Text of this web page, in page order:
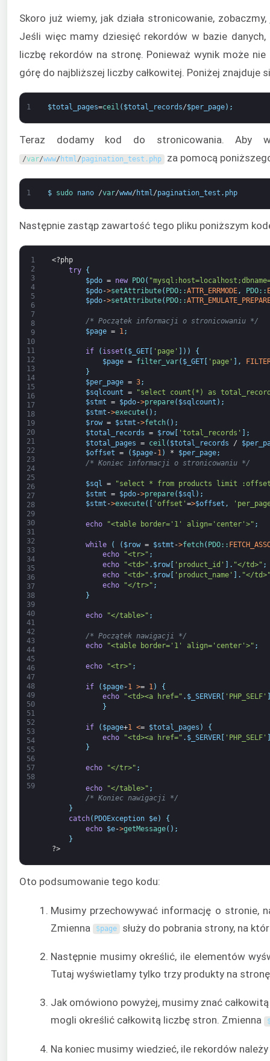
Skoro już wiemy, jak działa stronicowanie,
Jeśli więc mamy dziesięć rekordów w bazie
liczbę rekordów na stronę. Ponieważ wynik może
górę do najbliższej liczby całkowitej. Poniżej
1 $total_pages=ceil ( $total_records/$per_page) ;
Teraz dodamy kod do stronicowania. Aby
/var/www/ html/pagination_test . php za pomocą
1 $ sudo nano /var/www/ html/pagination_test . php
Następnie zastąp zawartość tego pliku poniższym
1
2
3
4
5
6
7
8
9
10
11
12
13
14
15
16
17
18
19
20
21
22
23
24
25
26
27
28
29
30
31
32
33
34
35
36
37
38
39
40
41
42
43
44
45
46
47
48
49
50
51
52
53
54
55
56
57
58
59
<?php
try
{
$pdo = new PDO(
$pdo->setAttribute( PDO::ATTR_ERRMODE, PDO::
$pdo->setAttribute( PDO::
/* Początek informacji o stronicowaniu */
$page = 1 ;
if ( isset ( $_GET[ 'page' ) )
{
$page = filter_var( $_GET[ 'page' ,
}
$per_page = 3;
$sqlcount =
"select count(*) as
$stmt = $pdo->prepare( $sqlcount ) ;
$stmt ->execute( ) ;
$row = $stmt ->fetch( ) ;
$total_records = $row[ 'total_records' ] ;
$total_pages = ceil ( $total_records /
$offset = ( $page-1) * $per_page;
/* Koniec informacji o stronicowaniu */
$sql =
"select * from products limit
$stmt = $pdo->prepare( $sql ) ;
$stmt ->execute( 'offset' =>$offset ,
echo "<table border='1' align='center'>" ;
while ( ( $row = $stmt ->fetch( PDO::
echo
"<tr>" ;
echo
"<td>" . $row[ 'product_id' . "</td>" ;
echo
"<td>" . $row[ 'product_name' . "</
echo
"</tr>" ;
}
echo "</table>" ;
/* Początek nawigacji */
echo
"<table border='1' align='center'>" ;
echo "<tr>" ;
if ( $page-1 >= 1 )
{
echo
"<td><a href=" . $_SERVER[ 'PHP_SELF'
}
if ( $page+1 <= $total_pages )
{
echo
"<td><a href=" . $_SERVER[ 'PHP_SELF'
}
echo "</tr>" ;
echo "</table>" ;
/* Koniec nawigacji */
}
catch( PDOException $e)
{
echo
$e->getMessage( ) ;
}
?>
Oto podsumowanie tego kodu:
Musimy przechowywać informację o stronie,
Zmienna
$page służy do pobrania strony, na
Następnie musimy określić, ile elementów
Tutaj wyświetlamy tylko trzy produkty na
Jak omówiono powyżej, musimy znać
mogli określić całkowitą liczbę stron. Zmienna
Na koniec musimy wiedzieć, ile rekordów